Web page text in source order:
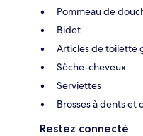
Pommeau de
Bidet
Articles de toilette
Sèche-cheveux
Serviettes
Brosses à dents et
Restez connecté